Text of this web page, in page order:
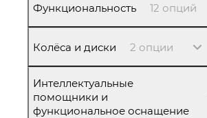
Функциональность 12 опций
Колёса и диски 2 опции
Интеллектуальные
помощники и
функциональное оснащение